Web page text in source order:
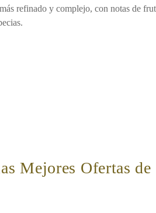
refinado y complejo, con notas de
Mejores Ofertas de